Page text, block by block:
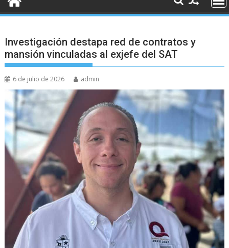
Investigación destapa red de contratos y
mansión vinculadas al exjefe del SAT
6 de julio de 2026 admin